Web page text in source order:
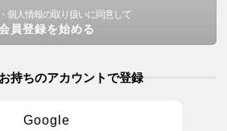
個人情報の取り扱いに同意して
員登録を始める
持ちのアカウントで登録
Google